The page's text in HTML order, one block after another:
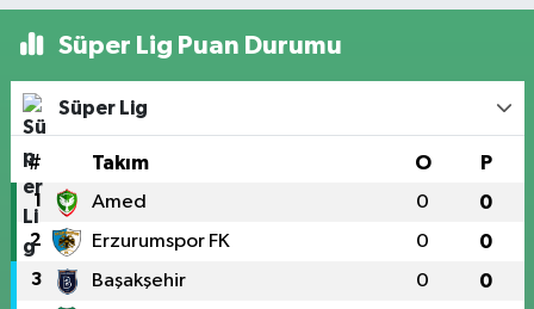
Süper Lig Puan Durumu
Süper Lig
# Takım O P
1 Amed 0 0
2 Erzurumspor FK 0 0
3 Başakşehir 0 0